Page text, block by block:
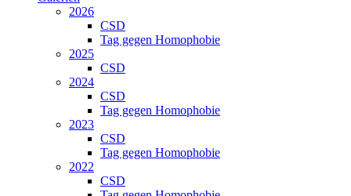
2026
CSD
Tag gegen Homophobie
2025
CSD
2024
CSD
Tag gegen Homophobie
2023
CSD
Tag gegen Homophobie
2022
CSD